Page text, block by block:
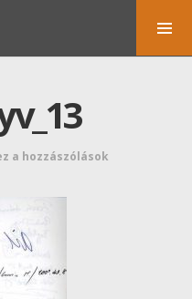
a hozzászólások